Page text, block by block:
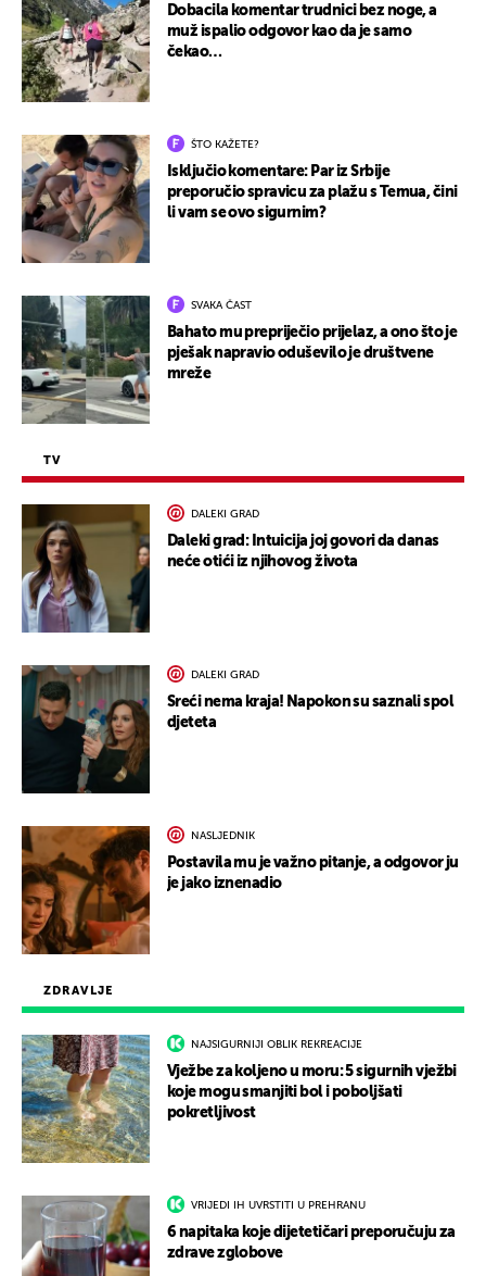
ZDRAVLJE
NAJSIGURNIJI OBLIK REKREACIJE
Vježbe za koljeno u moru: 5 sigurnih vježbi
koje mogu smanjiti bol i poboljšati
pokretljivost
VRIJEDI IH UVRSTITI U PREHRANU
6 napitaka koje dijetetičari preporučuju za
zdrave zglobove
Dobacila komentar trudnici bez noge, a
muž ispalio odgovor kao da je samo
čekao…
ŠTO KAŽETE?
Isključio komentare: Par iz Srbije
preporučio spravicu za plažu s Temua, čini
li vam se ovo sigurnim?
SVAKA ČAST
Bahato mu prepriječio prijelaz, a ono što je
pješak napravio oduševilo je društvene
mreže
TV
DALEKI GRAD
Daleki grad: Intuicija joj govori da danas
neće otići iz njihovog života
DALEKI GRAD
Sreći nema kraja! Napokon su saznali spol
djeteta
NASLJEDNIK
Postavila mu je važno pitanje, a odgovor ju
je jako iznenadio